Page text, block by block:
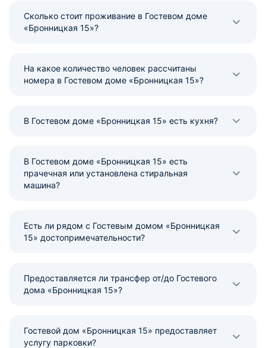
Сколько стоит проживание в Гостевом доме
«Бронницкая 15»?
На какое количество человек рассчитаны
номера в Гостевом доме «Бронницкая 15»?
В Гостевом доме «Бронницкая 15» есть кухня?
В Гостевом доме «Бронницкая 15» есть
прачечная или установлена стиральная
машина?
Есть ли рядом с Гостевым домом «Бронницкая
15» достопримечательности?
Предоставляется ли трансфер от/до Гостевого
дома «Бронницкая 15»?
Гостевой дом «Бронницкая 15» предоставляет
услугу парковки?